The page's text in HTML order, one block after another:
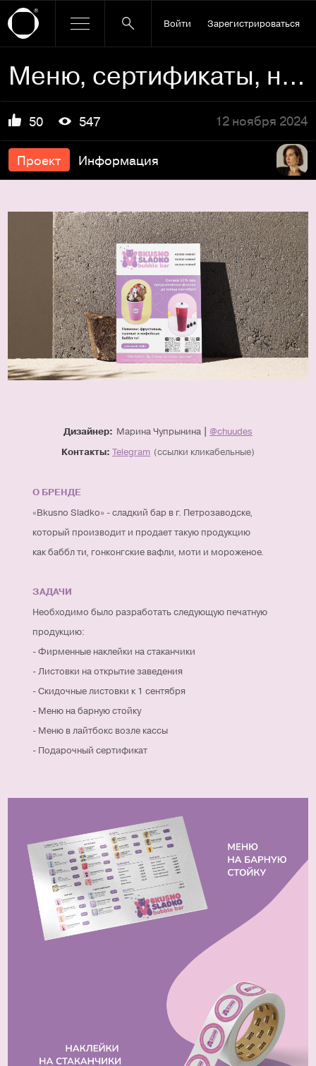
Войти Зарегистрироваться
Меню, сертификаты, наклейки, флаеры для кофейни
50 547 12 ноября 2024
Проект Информация
Дизайнер: Марина Чупрынина| @chuudes
Контакты: Telegram (ссылки кликабельные)
О БРЕНДЕ
«Bkusno Sladko» - сладкий бар в г. Петрозаводске,
который производит и продает такую продукцию
как баббл ти, гонконгские вафли, моти и мороженое.
ЗАДАЧИ
Необходимо было разработать следующую печатную
продукцию:
- Фирменные наклейки на стаканчики
- Листовки на открытие заведения
- Скидочные листовки к 1 сентября
- Меню на барную стойку
- Меню в лайтбокс возле кассы
- Подарочный сертификат